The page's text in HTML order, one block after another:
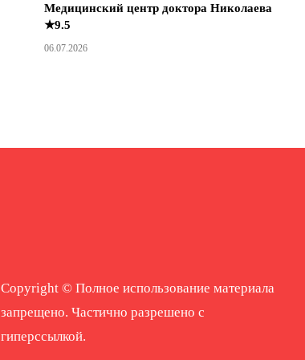
Медицинский центр доктора Николаева
★9.5
06.07.2026
Copyright © Полное использование материала
запрещено. Частично разрешено с
гиперссылкой.